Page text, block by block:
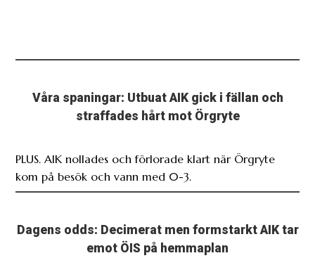
Våra spaningar: Utbuat AIK gick i fällan och
straffades hårt mot Örgryte
PLUS. AIK nollades och förlorade klart när Örgryte
kom på besök och vann med 0-3.
Dagens odds: Decimerat men formstarkt AIK tar
emot ÖIS på hemmaplan